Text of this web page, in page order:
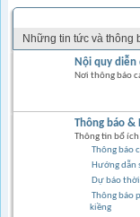
Những tin tức và thông
Nội quy diễn
Nơi thông báo
Thông báo &
Thông tin bổ
Thông báo
Hướng dẫn
Dự báo
Thông báo
kiềng